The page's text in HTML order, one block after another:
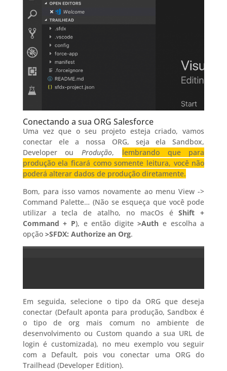
Conectando a sua ORG Salesforce
Uma vez que o seu projeto esteja criado, vamos
conectar ele a nossa ORG, seja ela Sandbox,
Developer ouProdução, lembrando que para
produção ela ficará como somente leitura, você não
poderá alterar dados de produção diretamente.
Bom, para isso vamos novamente ao menu View ->
Command Palette… (Não se esqueça que você pode
utilizar a tecla de atalho, no macOs éShift +
Command + P), e então digite>Authe escolha a
opção >SFDX: Authorize an Org.
Em seguida, selecione o tipo da ORG que deseja
conectar (Default aponta para produção, Sandbox é
o tipo de org mais comum no ambiente de
desenvolvimento ou Custom quando a sua URL de
login é customizada), no meu exemplo vou seguir
com a Default, pois vou conectar uma ORG do
Trailhead (Developer Edition).